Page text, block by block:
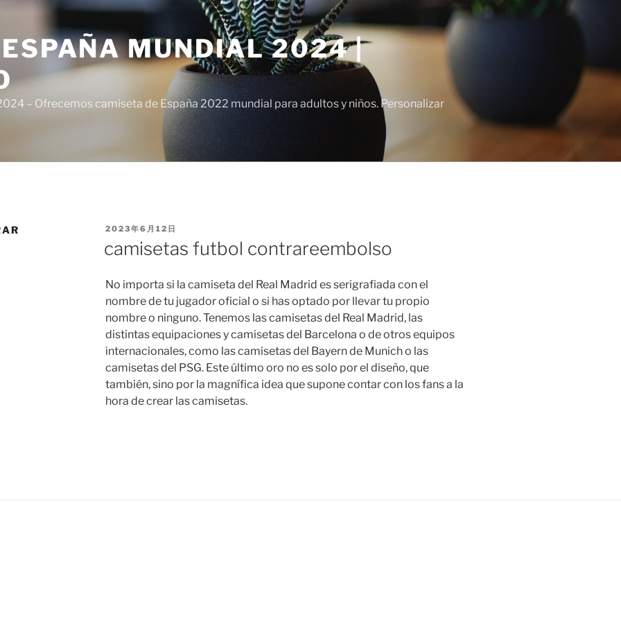
MUNDIAL 2024 |
– Ofrecemos camiseta de España 2022 mundial para adultos y niños. Personalizar
PUBLICADO
2023年6月12日
camisetas futbol contrareembolso
No importa si la camiseta del Real Madrid es serigrafiada con el
nombre de tu jugador oficial o si has optado por llevar tu propio
nombre o ninguno. Tenemos las camisetas del Real Madrid, las
distintas equipaciones y camisetas del Barcelona o de otros equipos
internacionales, como las camisetas del Bayern de Munich o las
camisetas del PSG. Este último oro no es solo por el diseño, que
también, sino por la magnífica idea que supone contar con los fans a la
hora de crear las camisetas.